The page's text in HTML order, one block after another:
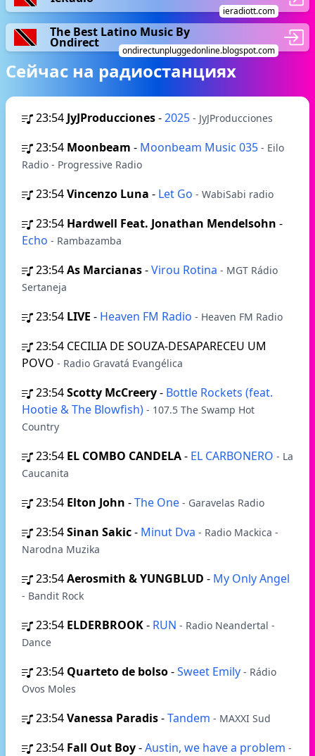
ieradiott.com
The Best Latino Music By
Ondirect
ondirectunpluggedonline.blogspot.com
Сейчас на радиостанциях
23:54 JyJProducciones-2025 - JyJProducciones
23:54 Moonbeam - Moonbeam Music 035 - Eilo
Radio - Progressive Radio
23:54Vincenzo Luna - Let Go - WabiSabi radio
23:54 Hardwell Feat. Jonathan Mendelsohn -
Echo - Rambazamba
23:54As Marcianas-Virou Rotina - MGT Rádio
Sertaneja
23:54 LIVE - Heaven FM Radio - Heaven FM Radio
23:54 CECILIA DE SOUZA-DESAPARECEU UM
POVO - Radio Gravatá Evangélica
23:54Scotty McCreery- Bottle Rockets (feat.
Hootie & The Blowfish) - 107.5 The Swamp Hot
Country
23:54 EL COMBO CANDELA- EL CARBONERO - La
Caucanita
23:54 Elton John -The One - Garavelas Radio
23:54Sinan Sakic- Minut Dva - Radio Mackica -
Narodna Muzika
23:54Aerosmith & YUNGBLUD - My Only Angel
- Bandit Rock
23:54 ELDERBROOK- RUN - Radio Neandertal -
Dance
23:54 Quarteto de bolso-Sweet Emily - Rádio
Ovos Moles
23:54Vanessa Paradis-Tandem - MAXXI Sud
23:54 Fall Out Boy-Austin, we have a problem -